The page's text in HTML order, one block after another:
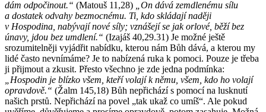
dám odpočinout.“ (Matouš 11,28)
„On dává zemdlenému sílu
a dostatek odvahy bezmocnému. Ti, kdo skládají naději
v Hospodina, nabývají nové síly; vznášejí se jak orlové, běží bez
únavy, jdou bez umdlení.“ (Izajáš 40,29.31) Je možné ještě
srozumitelněji vyjádřit nabídku, kterou nám Bůh dává, a kterou my
lidé často nevnímáme? Je to nabízená ruka k pomoci. Pouze je třeba
ji přijmout a zkusit. Přesto všechno je zde jedna podmínka:
„Hospodin je blízko všem, kteří volají k němu, všem, kdo ho volají
opravdově.“ (Žalm 145,18) Bůh nepřichází s pomocí na lusknutí
našich prstů. Nepřichází na povel „tak ukaž co umíš“. Ale pokud